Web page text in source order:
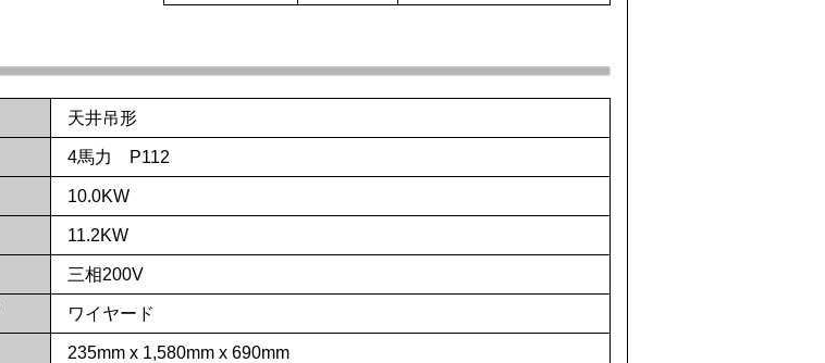
天井吊形
4馬力 P112
10.0KW
11.2KW
三相200V
ワイヤード
235mm x 1,580mm x 690mm